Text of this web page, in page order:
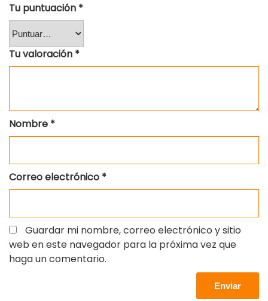
Tu puntuación *
Tu valoración *
Nombre *
Correo electrónico *
Guardar mi nombre, correo electrónico y sitio
web en este navegador para la próxima vez que
haga un comentario.